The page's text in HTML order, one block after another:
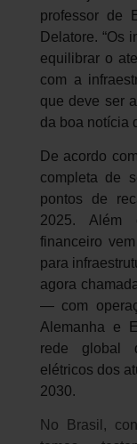
professor de
Delatore. “Os
equilibrar o
com a
que deve ser
da boa notícia
De acordo
completa de
pontos de
2025. Além
financeiro
para
agora
— com
Alemanha e
rede global
elétricos dos
2030.
No Brasil,